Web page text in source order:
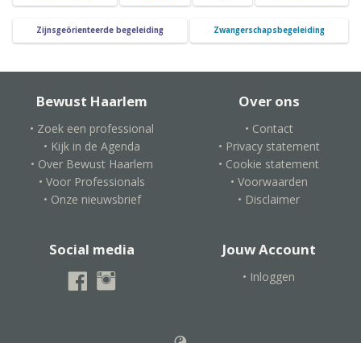
Zijnsgeörienteerde begeleiding Zwangerschapsbegeleiding
Bewust Haarlem
• Zoek een professional
• Kijk in de Agenda
• Over Bewust Haarlem
• Voor Professionals
• Onze nieuwsbrief
Over ons
• Contact
• Privacy statement
• Cookie statement
• Voorwaarden
• Disclaimer
Social media Jouw Account
• Inloggen